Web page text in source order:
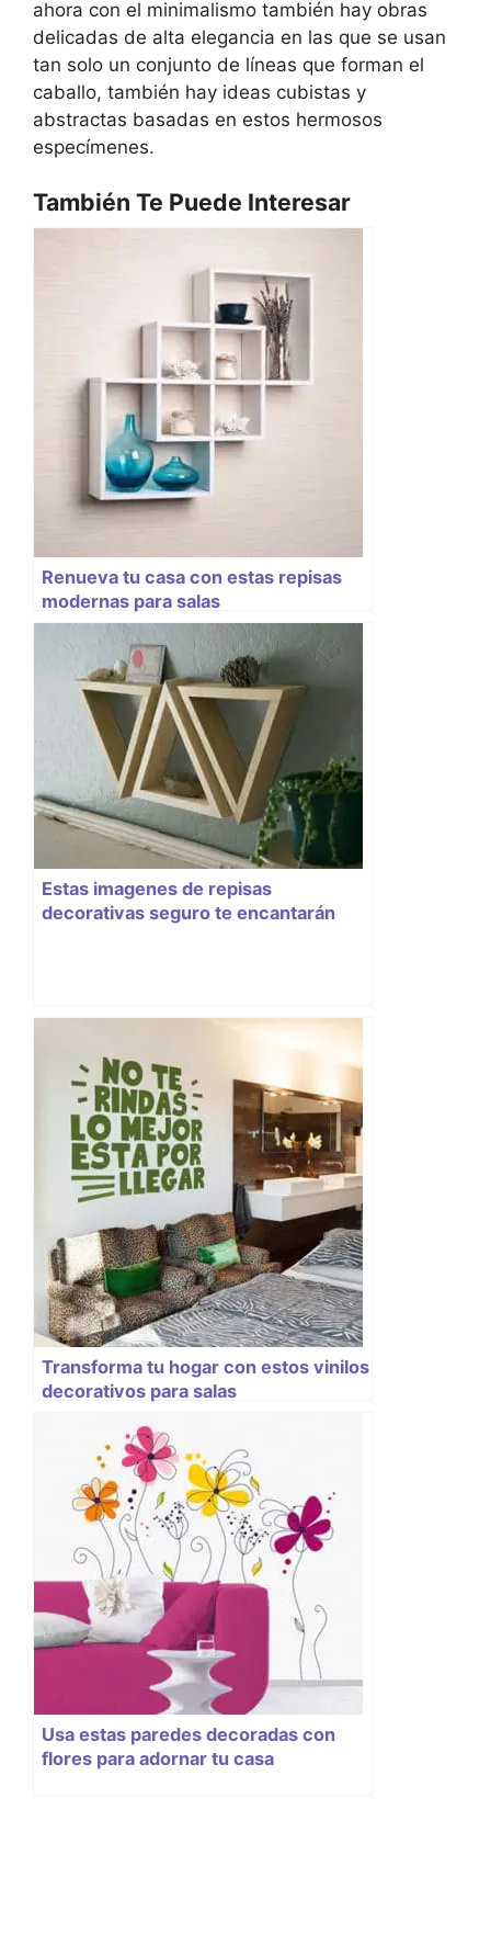
ahora con el minimalismo también hay obras
delicadas de alta elegancia en las que se usan
tan solo un conjunto de líneas que forman el
caballo, también hay ideas cubistas y
abstractas basadas en estos hermosos
especímenes.
También Te Puede Interesar
Renueva tu casa con estas repisas
modernas para salas
Estas imagenes de repisas
decorativas seguro te encantarán
Transforma tu hogar con estos vinilos
decorativos para salas
Usa estas paredes decoradas con
flores para adornar tu casa